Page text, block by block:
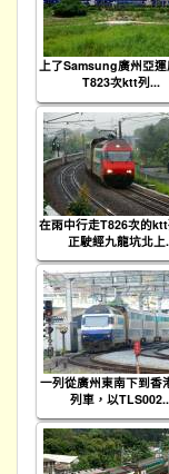
上了Samsung廣州亞
T823次ktt列...
在雨中行走T826次的ktt
正駛經九龍坑北上
一列從廣州東南下到香
列車，以